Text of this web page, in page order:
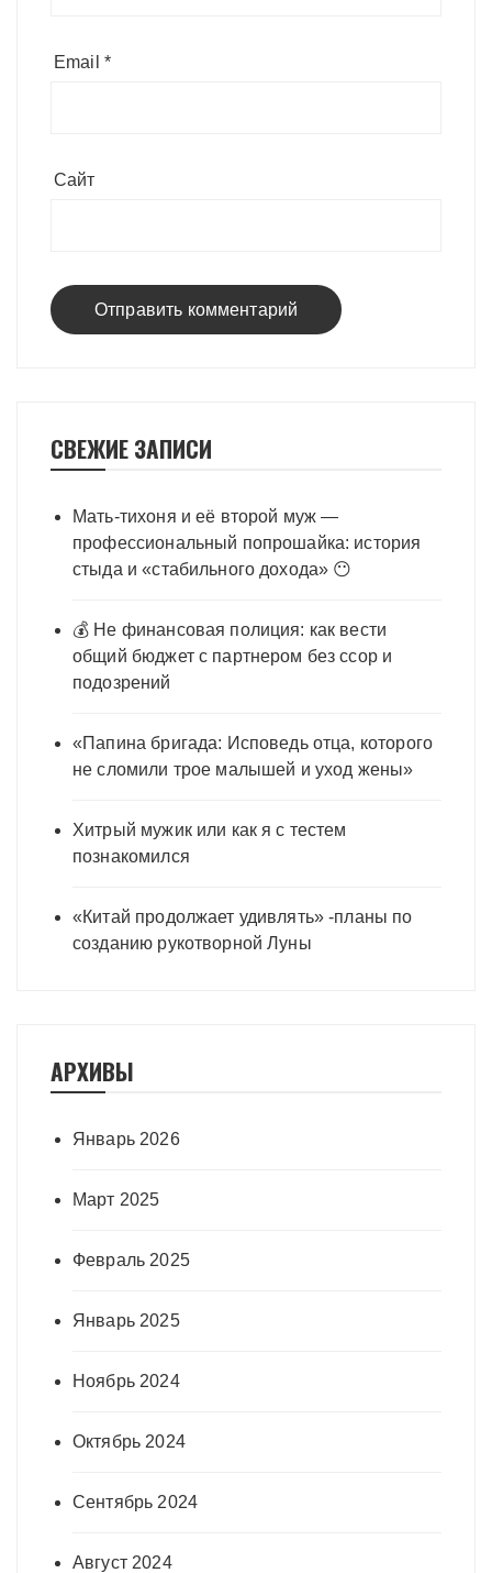
Email *
Сайт
СВЕЖИЕ ЗАПИСИ
Мать-тихоня и её второй муж —
профессиональный попрошайка: история
стыда и «стабильного дохода» 😶
💰 Не финансовая полиция: как вести
общий бюджет с партнером без ссор и
подозрений
«Папина бригада: Исповедь отца, которого
не сломили трое малышей и уход жены»
Хитрый мужик или как я с тестем
познакомился
«Китай продолжает удивлять» -планы по
созданию рукотворной Луны
АРХИВЫ
Январь 2026
Март 2025
Февраль 2025
Январь 2025
Ноябрь 2024
Октябрь 2024
Сентябрь 2024
Август 2024